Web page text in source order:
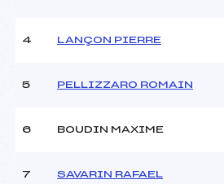
4 LANÇON PIERRE
5 PELLIZZARO ROMAIN
6 BOUDIN MAXIME
7 SAVARIN RAFAEL